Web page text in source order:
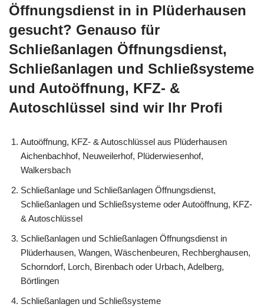
Öffnungsdienst in in Plüderhausen
gesucht? Genauso für
Schließanlagen Öffnungsdienst,
Schließanlagen und Schließsysteme
und Autoöffnung, KFZ- &
Autoschlüssel sind wir Ihr Profi
Autoöffnung, KFZ- & Autoschlüssel aus Plüderhausen
Aichenbachhof, Neuweilerhof, Plüderwiesenhof,
Walkersbach
Schließanlage und Schließanlagen Öffnungsdienst,
Schließanlagen und Schließsysteme oder Autoöffnung, KFZ-
& Autoschlüssel
Schließanlagen und Schließanlagen Öffnungsdienst in
Plüderhausen, Wangen, Wäschenbeuren, Rechberghausen,
Schorndorf, Lorch, Birenbach oder Urbach, Adelberg,
Börtlingen
Schließanlagen und Schließsysteme